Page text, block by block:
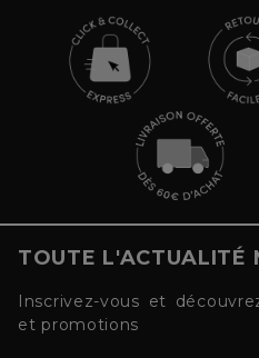
TOUTE L'ACTUALITÉ
Inscrivez-vous et
et promotions